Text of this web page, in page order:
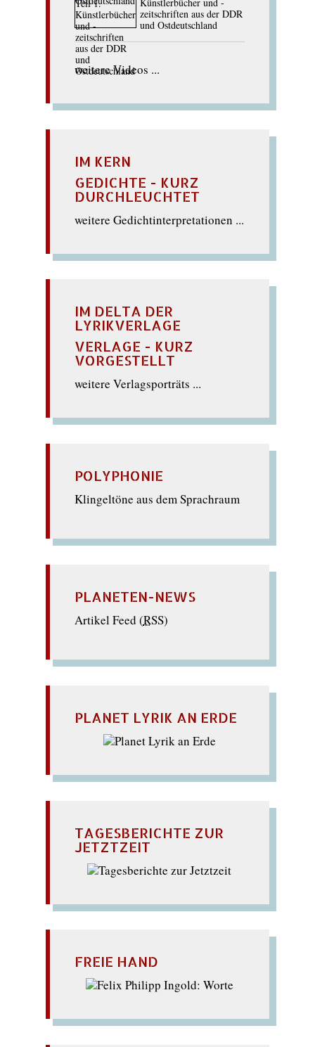
zeitschriften aus der DDR
und Ostdeutschland
weitere Videos ...
IM KERN
GEDICHTE - KURZ
DURCHLEUCHTET
weitere Gedichtinterpretationen ...
IM DELTA DER
LYRIKVERLAGE
VERLAGE - KURZ
VORGESTELLT
weitere Verlagsporträts ...
POLYPHONIE
Klingeltöne aus dem Sprachraum
PLANETEN-NEWS
Artikel Feed (RSS)
PLANET LYRIK AN ERDE
TAGESBERICHTE ZUR
JETZTZEIT
FREIE HAND